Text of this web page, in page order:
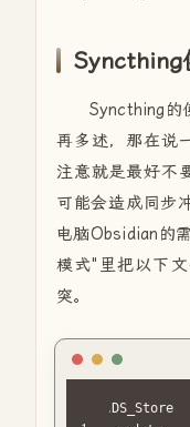
Syncthing
Syncthing的
再多述，那在说
注意就是最好不
可能会造成同步
电脑Obsidian的
模式"里把以下
突。
. DS_Store